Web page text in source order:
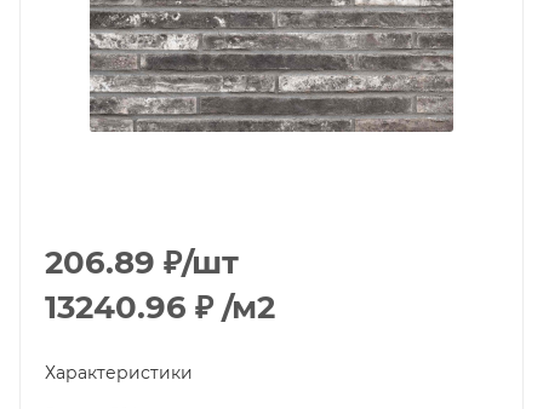
206.89 ₽/шт
13240.96 ₽ /м2
Характеристики